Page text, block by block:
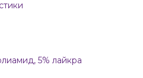
5% лайкра